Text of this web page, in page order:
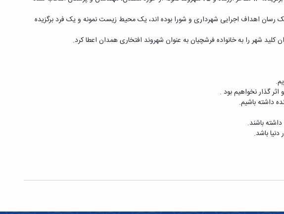
12 ناحیه مدیریت شهری که در سال های گذشته کمک رسان اهداف اجرایی شهرداری و شورا بوده اند، یک محیط زیست نمونه و یک فرد برگزیده
کلید شهر را به خانواده فرشچیان به عنوان شهروند افتخاری همدان اعطا کرد.
گذار نخواهیم بود .
داشته باشیم.
باشند.
باشد.